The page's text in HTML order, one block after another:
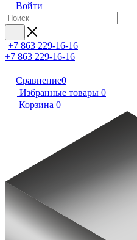
Войти
+7 863 229-16-16
+7 863 229-16-16
Сравнение0
Избранные товары 0
Корзина 0